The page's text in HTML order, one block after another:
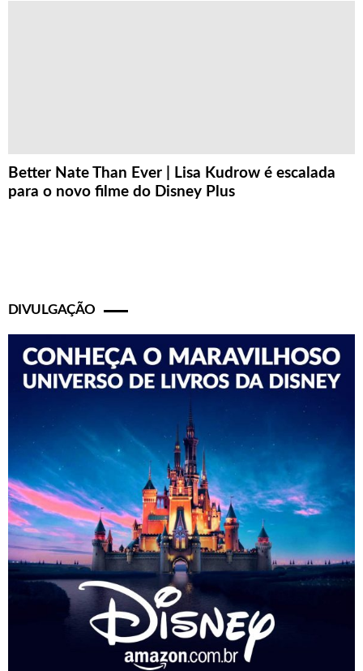
Better Nate Than Ever | Lisa Kudrow é escalada
para o novo filme do Disney Plus
DIVULGAÇÃO